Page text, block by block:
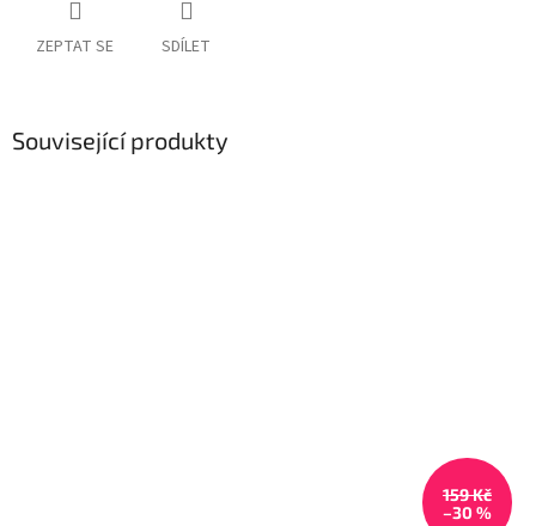
ZEPTAT SE SDÍLET
Související produkty
159 Kč
–30 %